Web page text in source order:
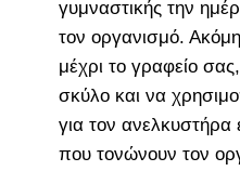
γυμναστικής την
τον οργανισμό.
μέχρι το γραφείο
σκύλο και να
για τον ανελκυστήρα
που τονώνουν τον